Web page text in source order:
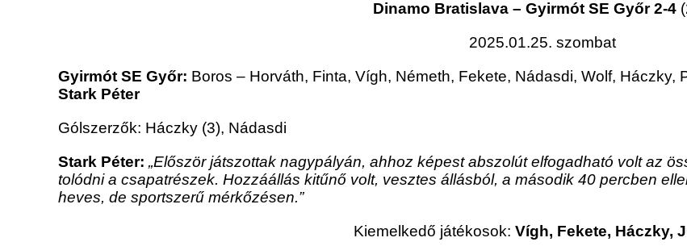
Dinamo Bratislava – Gyirmót SE Győr 2-4
2025.01.25. szombat
Gyirmót SE Győr: Boros – Horváth, Finta, Vígh, Németh, Fekete, Nádasdi, Wolf, Háczky,
Stark Péter
Gólszerzők: Háczky (3), Nádasdi
Stark Péter: „Először játszottak nagypályán, ahhoz képest abszolút elfogadható volt az
tolódni a csapatrészek. Hozzáállás kitűnő volt, vesztes állásból, a második 40 percben
heves, de sportszerű mérkőzésen.”
Kiemelkedő játékosok: Vígh, Fekete, Háczky,